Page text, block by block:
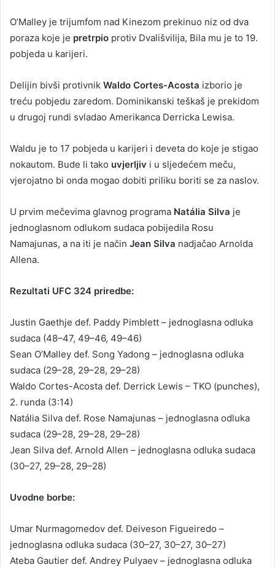
O’Malley je trijumfom nad Kinezom prekinuo niz od dva
poraza koje je pretrpio protiv Dvališvilija, Bila mu je to 19.
pobjeda u karijeri.
Delijin bivši protivnik Waldo Cortes-Acosta izborio je
treću pobjedu zaredom. Dominikanski teškaš je prekidom
u drugoj rundi svladao Amerikanca Derricka Lewisa.
Waldu je to 17 pobjeda u karijeri i deveta do koje je stigao
nokautom. Bude li tako uvjerljiv i u sljedećem meču,
vjerojatno bi onda mogao dobiti priliku boriti se za naslov.
U prvim mečevima glavnog programa Natália Silva je
jednoglasnom odlukom sudaca pobijedila Rosu
Namajunas, a na iti je način Jean Silva nadjačao Arnolda
Allena.
Rezultati UFC 324 priredbe:
Justin Gaethje def. Paddy Pimblett – jednoglasna odluka
sudaca (48–47, 49–46, 49–46)
Sean O’Malley def. Song Yadong – jednoglasna odluka
sudaca (29–28, 29–28, 29–28)
Waldo Cortes-Acosta def. Derrick Lewis – TKO (punches),
2. runda (3:14)
Natália Silva def. Rose Namajunas – jednoglasna odluka
sudaca (29–28, 29–28, 29–28)
Jean Silva def. Arnold Allen – jednoglasna odluka sudaca
(30–27, 29–28, 29–28)
Uvodne borbe:
Umar Nurmagomedov def. Deiveson Figueiredo –
jednoglasna odluka sudaca (30–27, 30–27, 30–27)
Ateba Gautier def. Andrey Pulyaev – jednoglasna odluka